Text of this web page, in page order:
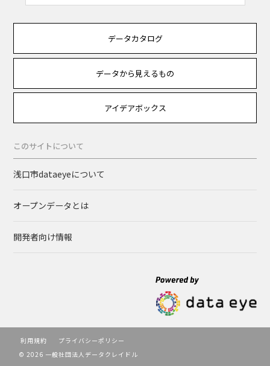
データカタログ
データから見えるもの
アイデアボックス
このサイトについて
浅口市dataeyeについて
オープンデータとは
開発者向け情報
利用規約
プライバシーポリシー
© 2026 一般社団法人データクレイドル